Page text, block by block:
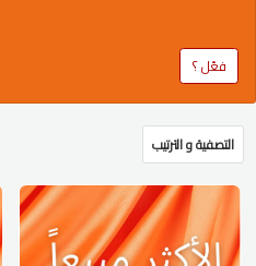
فعّل ؟
التصفية و الترتيب